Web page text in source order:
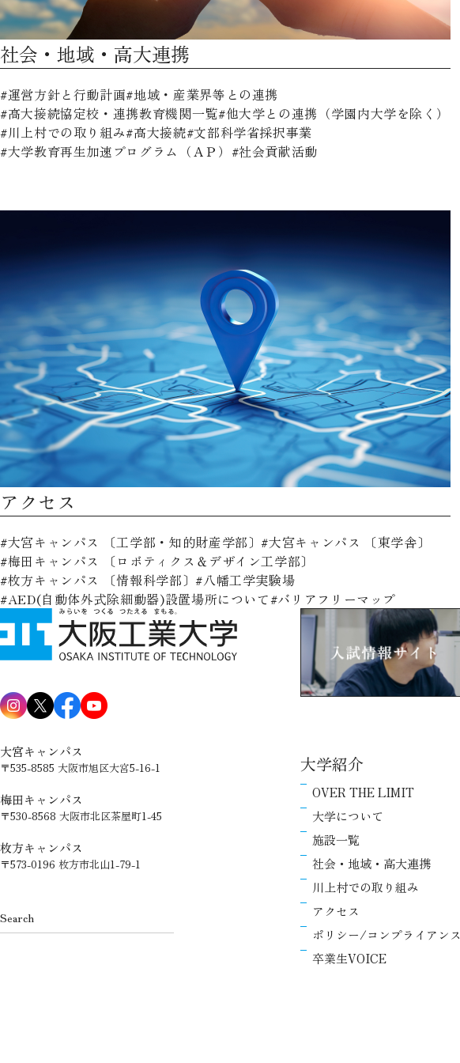
社会・地域・高大連携
運営方針と行動計画 地域・産業界等との連携
高大接続協定校・連携教育機関一覧 他大学との連携（学園内大学を除く）
川上村での取り組み 高大接続 文部科学省採択事業
大学教育再生加速プログラム（ＡＰ）
社会貢献活動
アクセス
大宮キャンパス 〔工学部・知的財産学部〕
大宮キャンパス 〔東学舎〕
梅田キャンパス 〔ロボティクス＆デザイン工学部〕
枚方キャンパス 〔情報科学部〕
八幡工学実験場
AED(自動体外式除細動器)設置場所について バリアフリーマップ
大宮キャンパス
〒535-8585 大阪市旭区大宮5-16-1
梅田キャンパス
〒530-8568 大阪市北区茶屋町1-45
枚方キャンパス
〒573-0196 枚方市北山1-79-1
大学紹介
OVER THE LIMIT
大学について
施設一覧
社会・地域・高大連携
川上村での取り組み
アクセス
ポリシー/コンプライアンス
卒業生VOICE